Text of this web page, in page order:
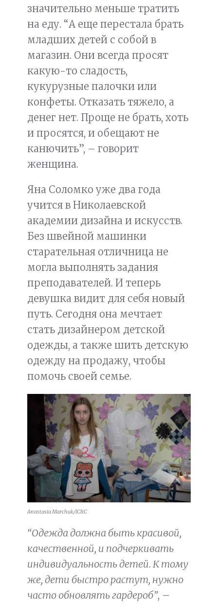
значительно меньше тратить
на еду. “А еще перестала брать
младших детей с собой в
магазин. Они всегда просят
какую-то сладость,
кукурузные палочки или
конфеты. Отказать тяжело, а
денег нет. Проще не брать, хоть
и просятся, и обещают не
канючить”, – говорит
женщина.
Яна Соломко уже два года
учится в Николаевской
академии дизайна и искусств.
Без швейной машинки
старательная отличница не
могла выполнять задания
преподавателей. И теперь
девушка видит для себя новый
путь. Сегодня она мечтает
стать дизайнером детской
одежды, а также шить детскую
одежду на продажу, чтобы
помочь своей семье.
Anastasia Marchuk/ICRC
“Одежда должна быть красивой,
качественной, и подчеркивать
индивидуальность детей. К тому
же, дети быстро растут, нужно
часто обновлять гардероб”, –